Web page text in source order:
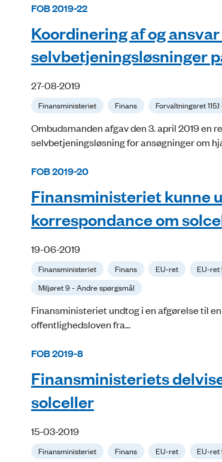
FOB 2019-22
Koordinering af og
selvbetjeningsløsninger
27-08-2019
Finansministeriet Finans Forvaltningsret
Ombudsmanden afgav den 3. april 2019
selvbetjeningsløsning for ansøgninger om
FOB 2019-20
Finansministeriet kunne
korrespondance om
19-06-2019
Finansministeriet Finans EU-ret EU-ret
Miljøret 9 - Andre spørgsmål
Finansministeriet undtog i en afgørelse til
offentlighedsloven fra...
FOB 2019-8
Finansministeriets
solceller
15-03-2019
Finansministeriet Finans EU-ret EU-ret